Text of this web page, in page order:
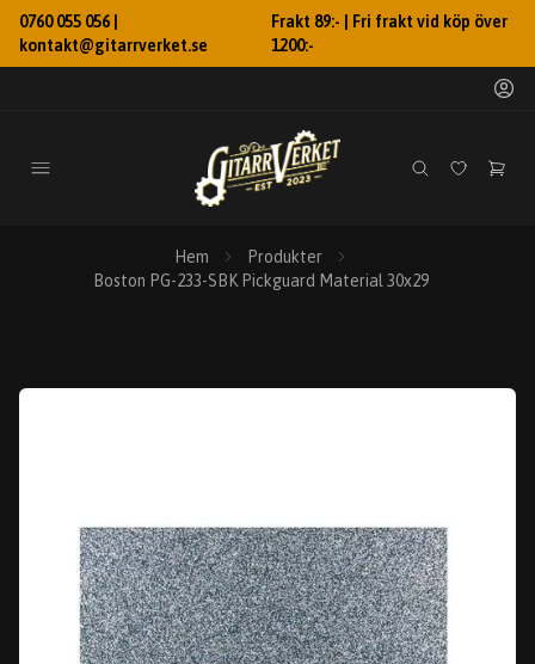
0760 055 056 |
kontakt@gitarrverket.se
Frakt 89:- | Fri frakt vid köp över
1200:-
Hem
Produkter
Boston PG-233-SBK Pickguard Material 30x29